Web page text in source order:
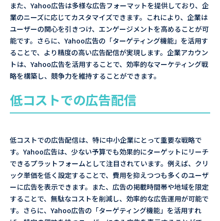
また、Yahoo広告は多様な広告フォーマットを提供しており、企
業のニーズに応じてカスタマイズできます。これにより、企業は
ユーザーの関心を引きつけ、エンゲージメントを高めることが可
能です。さらに、Yahoo広告の「ターゲティング機能」を活用す
ることで、より精度の高い広告配信が実現します。企業アカウン
トは、Yahoo広告を活用することで、効率的なマーケティング戦
略を構築し、競争力を維持することができます。
低コストでの広告配信
低コストでの広告配信は、特に中小企業にとって重要な戦略で
す。Yahoo広告は、少ない予算でも効果的にターゲットにリーチ
できるプラットフォームとして注目されています。例えば、クリ
ック単価を低く設定することで、費用を抑えつつも多くのユーザ
ーに広告を表示できます。また、広告の掲載時間帯や地域を限定
することで、無駄なコストを削減し、効率的な広告運用が可能で
す。さらに、Yahoo広告の「ターゲティング機能」を活用すれ